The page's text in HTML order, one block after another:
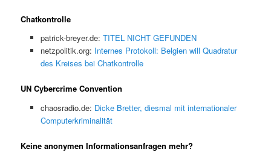
Chatkontrolle
patrick-breyer.de: TITEL NICHT GEFUNDEN
netzpolitik.org: Internes Protokoll: Belgien will Quadratur
des Kreises bei Chatkontrolle
UN Cybercrime Convention
chaosradio.de: Dicke Bretter, diesmal mit internationaler
Computerkriminalität
Keine anonymen Informationsanfragen mehr?